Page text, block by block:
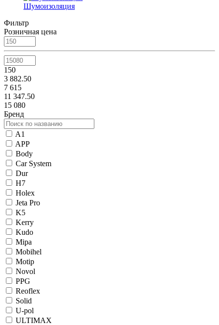
Шумоизоляция
Фильтр
Розничная цена
150
3 882.50
7 615
11 347.50
15 080
Бренд
A1
APP
Body
Car System
Dur
H7
Holex
Jeta Pro
K5
Kerry
Kudo
Mipa
Mobihel
Motip
Novol
PPG
Reoflex
Solid
U-pol
ULTIMAX